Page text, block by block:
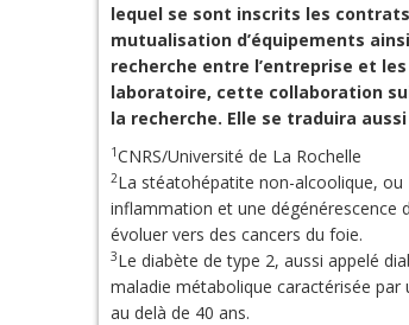
lequel se sont inscrits les
mutualisation d’équipements
recherche entre l’entreprise et
laboratoire, cette collaboration
la recherche. Elle se traduira
1CNRS/Université de La Rochelle
2La stéatohépatite non-alcoolique, ou
inflammation et une dégénérescence
évoluer vers des cancers du foie.
3Le diabète de type 2, aussi appelé
maladie métabolique caractérisée par
au delà de 40 ans.